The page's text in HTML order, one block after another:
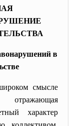
в
смысле
отражающая
характер